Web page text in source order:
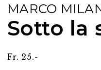
MARCO
Sotto la
Fr. 25.-